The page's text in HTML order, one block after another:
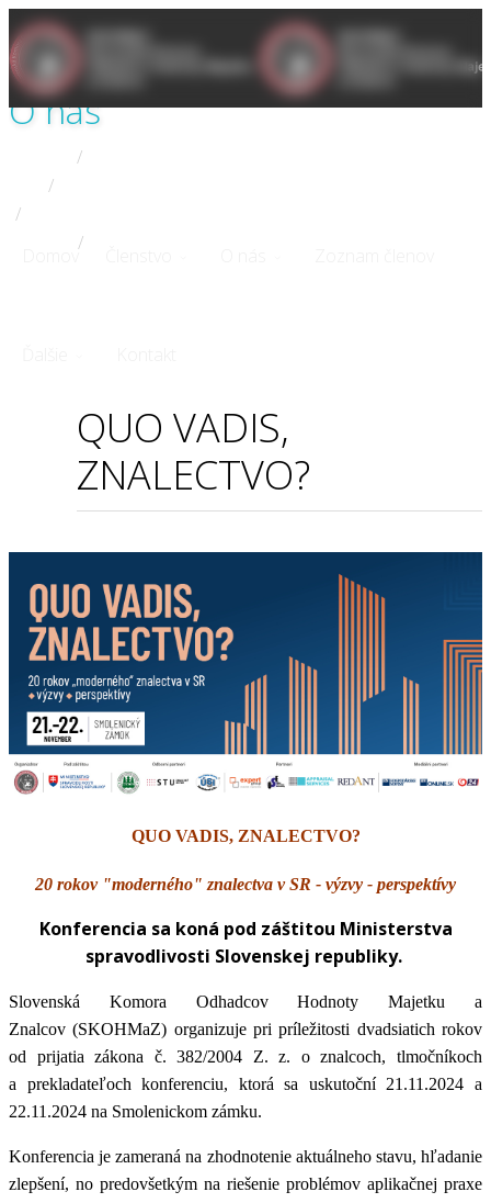
Dashboard Prihlásenie
Domov
O nás
/
/
/
/
QUO VADIS,
ZNALECTVO?
QUO VADIS, ZNALECTVO?
20 rokov "moderného" znalectva v SR - výzvy - perspektívy
Konferencia sa koná pod záštitou Ministerstva
spravodlivosti Slovenskej republiky.
Slovenská Komora Odhadcov Hodnoty Majetku a
Znalcov (SKOHMaZ) organizuje pri príležitosti dvadsiatich rokov
od prijatia zákona č. 382/2004 Z. z. o znalcoch, tlmočníkoch
a prekladateľoch konferenciu, ktorá sa uskutoční 21.11.2024 a
22.11.2024 na Smolenickom zámku.
Konferencia je zameraná na zhodnotenie aktuálneho stavu, hľadanie
zlepšení, no predovšetkým na riešenie problémov aplikačnej praxe